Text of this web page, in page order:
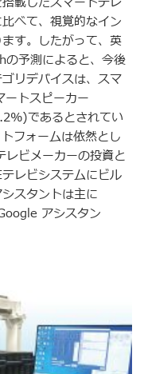
べて、視覚的なイン
す。したがって、英
予測によると、今後
リデバイスは、スマ
トスピーカー
であるとされてい
フォームは依然とし
レビメーカーの投資と
レビシステムにビル
スタントは主に
アシスタン